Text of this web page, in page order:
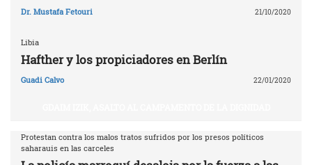
Dr. Mustafa Fetouri 21/10/2020
Libia
Hafther y los propiciadores en Berlín
Guadi Calvo 22/01/2020
Protestan contra los malos tratos sufridos por los presos políticos
saharauis en las carceles